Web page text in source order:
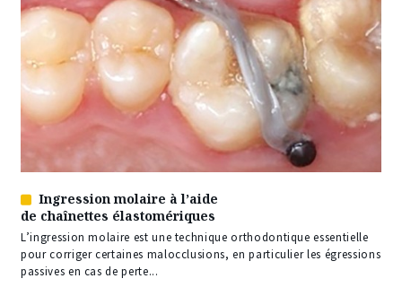
Article
réservé
à
nos
abonnés
Ingression molaire à l’aide
de chaînettes élastomériques
L’ingression molaire est une technique orthodontique essentielle
pour corriger certaines malocclusions, en particulier les égressions
passives en cas de perte...